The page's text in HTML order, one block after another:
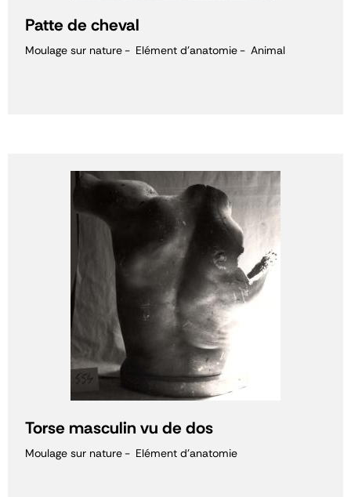
Patte de cheval
Moulage sur nature Elément d'anatomie Animal
Torse masculin vu de dos
Moulage sur nature Elément d'anatomie